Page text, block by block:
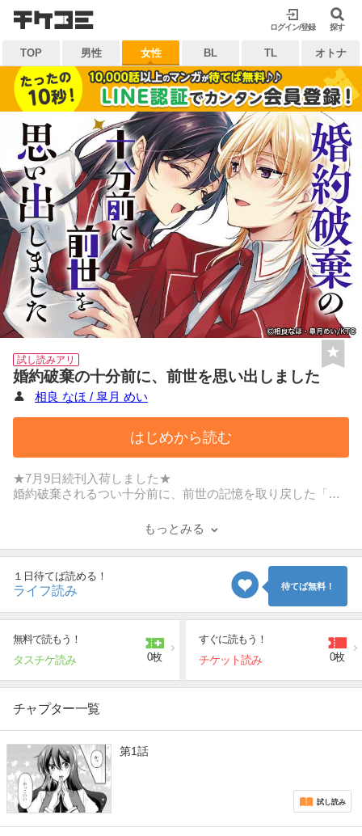
ログイン/登録 探す
TOP 男性 女性 BL TL オトナ
試し読みアリ
婚約破棄の十分前に、前世を思い出しました
相良 なほ / 皐月 めい
はじめから読む
★7月9日続刊入荷しました★
婚約破棄されるつい十分前に、前世の記憶を取り戻した「リ
自分が性格最悪の悪女、いわゆる「悪役令嬢」に転生してい
もう迷惑はかけられない！ と「絶世の美男子」である婚約者
「エリック」からの婚約破棄に
素直に同意したのに、それから彼の様子がなんだかおかし
い…。
しかも、どうしてか「婚約破棄」のお話も一向に進まなくて─
─？
もっとみる
１日待てば読める！
ライフ読み 待てば無料！
無料で読もう！
タスチケ読み 0枚
すぐに読もう！
チケット読み 0枚
チャプター一覧
第1話
試し読み
検索
閉じる
キーワードから探す
各一覧から探す
ジャンル タグ
作家 作品
雑誌 出版社
マイ本棚から探す
最近読んだ作品 お気に入り